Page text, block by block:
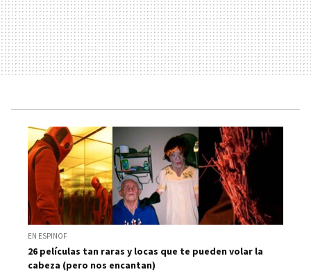
EN ESPINOF
26 películas tan raras y locas que te pueden volar la
cabeza (pero nos encantan)